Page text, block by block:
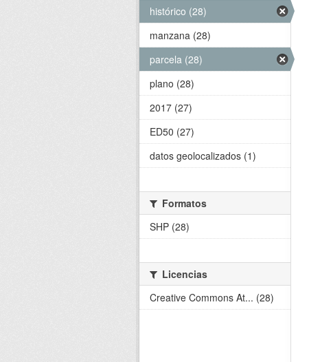
histórico (28)
manzana (28)
parcela (28)
plano (28)
2017 (27)
ED50 (27)
datos geolocalizados (1)
Formatos
SHP (28)
Licencias
Creative Commons At... (28)